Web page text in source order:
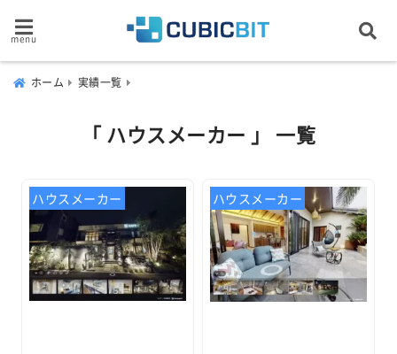
menu
ホーム 実績一覧
「 ハウスメーカー 」 一覧
ハウスメーカー ハウスメーカー